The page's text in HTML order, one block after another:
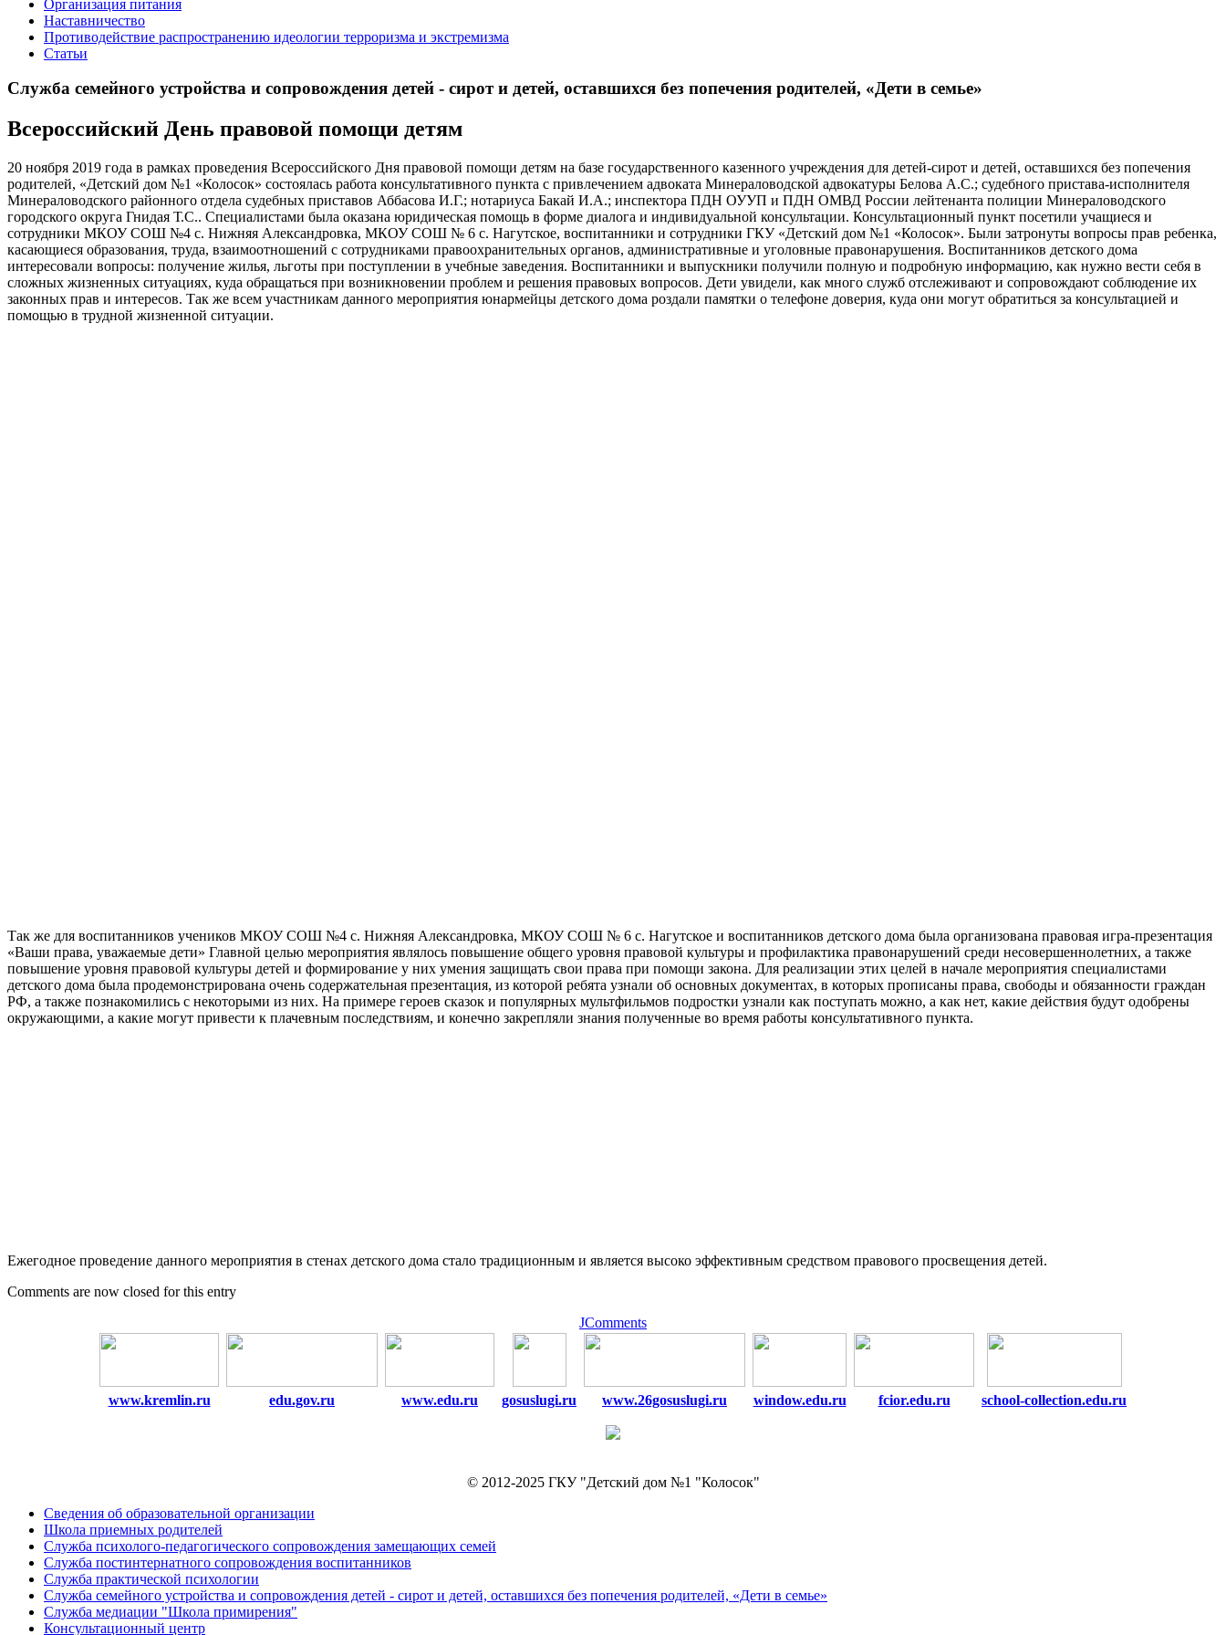
Организация питания
Наставничество
Противодействие распространению идеологии терроризма и экстремизма
Статьи
Служба семейного устройства и сопровождения детей - сирот и детей, оставшихся без попечения родителей, «Дети в семье»
Всероссийский День правовой помощи детям
20 ноября 2019 года в рамках проведения Всероссийского Дня правовой помощи детям на базе государственного казенного учреждения для детей-сирот и детей, оставшихся без попечения
родителей, «Детский дом №1 «Колосок» состоялась работа консультативного пункта с привлечением адвоката Минераловодской адвокатуры Белова А.С.; судебного пристава-исполнителя
Минераловодского районного отдела судебных приставов Аббасова И.Г.; нотариуса Бакай И.А.; инспектора ПДН ОУУП и ПДН ОМВД России лейтенанта полиции Минераловодского
городского округа Гнидая Т.С.. Специалистами была оказана юридическая помощь в форме диалога и индивидуальной консультации. Консультационный пункт посетили учащиеся и
сотрудники МКОУ СОШ №4 с. Нижняя Александровка, МКОУ СОШ № 6 с. Нагутское, воспитанники и сотрудники ГКУ «Детский дом №1 «Колосок». Были затронуты вопросы прав ребенка,
касающиеся образования, труда, взаимоотношений с сотрудниками правоохранительных органов, административные и уголовные правонарушения. Воспитанников детского дома
интересовали вопросы: получение жилья, льготы при поступлении в учебные заведения. Воспитанники и выпускники получили полную и подробную информацию, как нужно вести себя в
сложных жизненных ситуациях, куда обращаться при возникновении проблем и решения правовых вопросов. Дети увидели, как много служб отслеживают и сопровождают соблюдение их
законных прав и интересов. Так же всем участникам данного мероприятия юнармейцы детского дома роздали памятки о телефоне доверия, куда они могут обратиться за консультацией и
помощью в трудной жизненной ситуации.
Так же для воспитанников учеников МКОУ СОШ №4 с. Нижняя Александровка, МКОУ СОШ № 6 с. Нагутское и воспитанников детского дома была организована правовая игра-презентация
«Ваши права, уважаемые дети» Главной целью мероприятия являлось повышение общего уровня правовой культуры и профилактика правонарушений среди несовершеннолетних, а также
повышение уровня правовой культуры детей и формирование у них умения защищать свои права при помощи закона. Для реализации этих целей в начале мероприятия специалистами
детского дома была продемонстрирована очень содержательная презентация, из которой ребята узнали об основных документах, в которых прописаны права, свободы и обязанности граждан
РФ, а также познакомились с некоторыми из них. На примере героев сказок и популярных мультфильмов подростки узнали как поступать можно, а как нет, какие действия будут одобрены
окружающими, а какие могут привести к плачевным последствиям, и конечно закрепляли знания полученные во время работы консультативного пункта.
Ежегодное проведение данного мероприятия в стенах детского дома стало традиционным и является высоко эффективным средством правового просвещения детей.
Comments are now closed for this entry
JComments
www.kremlin.ru edu.gov.ru www.edu.ru gosuslugi.ru www.26gosuslugi.ru window.edu.ru fcior.edu.ru school-collection.edu.ru
© 2012-2025 ГКУ "Детский дом №1 "Колосок"
Сведения об образовательной организации
Школа приемных родителей
Служба психолого-педагогического сопровождения замещающих семей
Cлужба постинтернатного сопровождения воспитанников
Служба практической психологии
Служба семейного устройства и сопровождения детей - сирот и детей, оставшихся без попечения родителей, «Дети в семье»
Служба медиации "Школа примирения"
Консультационный центр